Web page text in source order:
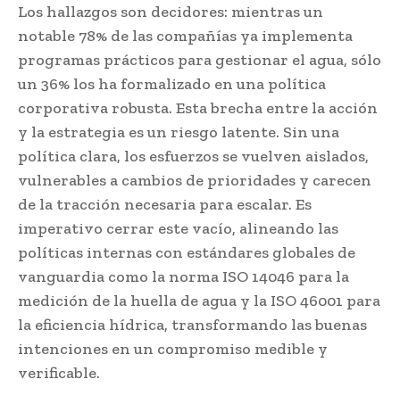
Los hallazgos son decidores: mientras un
notable 78% de las compañías ya implementa
programas prácticos para gestionar el agua, sólo
un 36% los ha formalizado en una política
corporativa robusta. Esta brecha entre la acción
y la estrategia es un riesgo latente. Sin una
política clara, los esfuerzos se vuelven aislados,
vulnerables a cambios de prioridades y carecen
de la tracción necesaria para escalar. Es
imperativo cerrar este vacío, alineando las
políticas internas con estándares globales de
vanguardia como la norma ISO 14046 para la
medición de la huella de agua y la ISO 46001 para
la eficiencia hídrica, transformando las buenas
intenciones en un compromiso medible y
verificable.